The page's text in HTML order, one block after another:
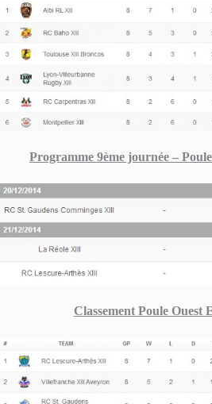
Programme 9ème journée –
Classement Poule Ouest